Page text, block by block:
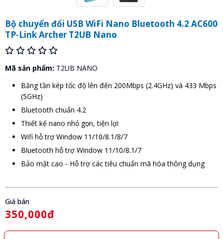
Bộ chuyển đổi USB WiFi Nano Bluetooth 4.2 AC600
TP-Link Archer T2UB Nano
Mã sản phẩm: T2UB NANO
Băng tần kép tốc độ lên đến 200Mbps (2.4GHz) và 433 Mbps
(5GHz)
Bluetooth chuẩn 4.2
Thiết kế nano nhỏ gọn, tiện lợi
Wifi hỗ trợ Window 11/10/8.1/8/7
Bluetooth hỗ trợ Window 11/10/8.1/7
Bảo mật cao - Hỗ trợ các tiêu chuẩn mã hóa thông dụng
Giá bán
350,000đ